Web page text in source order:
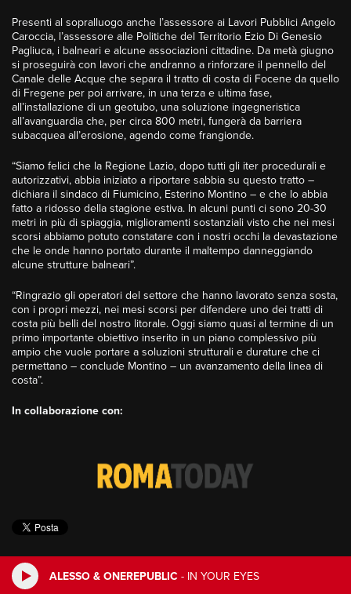
ALESSO & ONEREPUBLIC - IN YOUR EYES
Presenti al sopralluogo anche l’assessore ai Lavori Pubblici Angelo
Caroccia, l’assessore alle Politiche del Territorio Ezio Di Genesio
Pagliuca, i balneari e alcune associazioni cittadine. Da metà giugno
si proseguirà con lavori che andranno a rinforzare il pennello del
Canale delle Acque che separa il tratto di costa di Focene da quello
di Fregene per poi arrivare, in una terza e ultima fase,
all’installazione di un geotubo, una soluzione ingegneristica
all’avanguardia che, per circa 800 metri, fungerà da barriera
subacquea all’erosione, agendo come frangionde.
“Siamo felici che la Regione Lazio, dopo tutti gli iter procedurali e
autorizzativi, abbia iniziato a riportare sabbia su questo tratto –
dichiara il sindaco di Fiumicino, Esterino Montino – e che lo abbia
fatto a ridosso della stagione estiva. In alcuni punti ci sono 20-30
metri in più di spiaggia, miglioramenti sostanziali visto che nei mesi
scorsi abbiamo potuto constatare con i nostri occhi la devastazione
che le onde hanno portato durante il maltempo danneggiando
alcune strutture balneari”.
“Ringrazio gli operatori del settore che hanno lavorato senza sosta,
con i propri mezzi, nei mesi scorsi per difendere uno dei tratti di
costa più belli del nostro litorale. Oggi siamo quasi al termine di un
primo importante obiettivo inserito in un piano complessivo più
ampio che vuole portare a soluzioni strutturali e durature che ci
permettano – conclude Montino – un avanzamento della linea di
costa”.
In collaborazione con: